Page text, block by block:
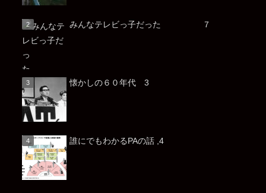
みんなテレビっ子だった ７
懐かしの６０年代 3
誰にでもわかるPAの話 ,4